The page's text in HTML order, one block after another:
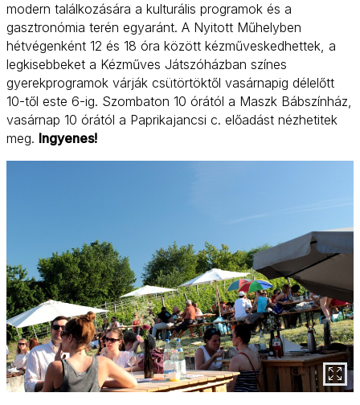
modern találkozására a kulturális programok és a
gasztronómia terén egyaránt. A Nyitott Műhelyben
hétvégenként 12 és 18 óra között kézműveskedhettek, a
legkisebbeket a Kézműves Játszóházban színes
gyerekprogramok várják csütörtöktől vasárnapig délelőtt
10-től este 6-ig. Szombaton 10 órától a Maszk Bábszínház,
vasárnap 10 órától a Paprikajancsi c. előadást nézhetitek
meg. Ingyenes!